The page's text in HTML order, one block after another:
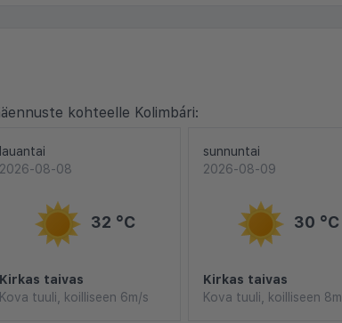
kohteelle Kolimbári:
lauantai
2026-08-08
32 °C
Kirkas taivas
Kova tuuli, koilliseen 6m/s
sunnuntai
2026-08-09
30 °C
Kirkas taivas
Kova tuuli, koilliseen